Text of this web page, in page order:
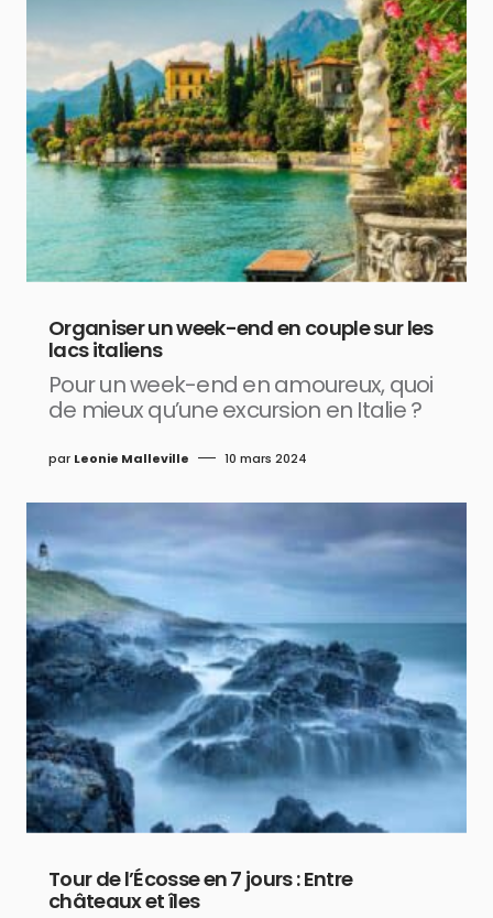
Organiser un week-end en couple sur les
lacs italiens
Pour un week-end en amoureux, quoi
de mieux qu’une excursion en Italie ?
par Leonie Malleville 10 mars 2024
Tour de l’Écosse en 7 jours : Entre
châteaux et îles